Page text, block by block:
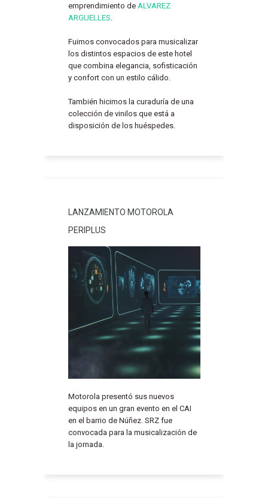
emprendimiento de ALVAREZ
ARGUELLES
Fuimos convocados para musicalizar
los distintos espacios de este hotel
que combina elegancia, sofisticación
y confort con un estilo cálido.
También hicimos la curaduría de una
colección de vinilos que está a
disposición de los huéspedes.
LANZAMIENTO MOTOROLA
PERIPLUS
Motorola presentó sus nuevos
equipos en un gran evento en el CAI
en el barrio de Núñez. SRZ fue
convocada para la musicalización de
la jornada.